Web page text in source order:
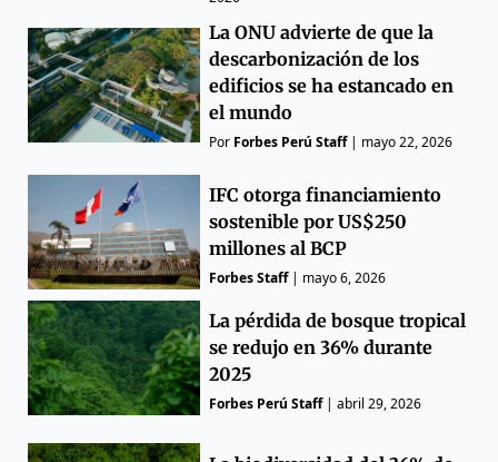
La ONU advierte de que la
descarbonización de los
edificios se ha estancado en
el mundo
Por Forbes Perú Staff| mayo 22, 2026
IFC otorga financiamiento
sostenible por US$250
millones al BCP
Forbes Staff| mayo 6, 2026
La pérdida de bosque tropical
se redujo en 36% durante
2025
Forbes Perú Staff|abril 29, 2026